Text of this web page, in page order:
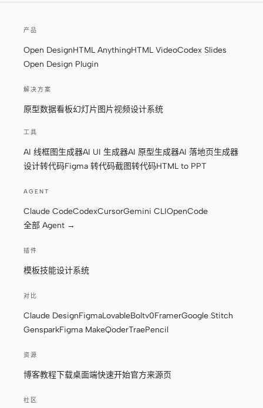
产品
Open DesignHTML AnythingHTML VideoCodex Slides
Open Design Plugin
解决方案
原型数据看板幻灯片图片视频设计系统
工具
AI 线框图生成器AI UI 生成器AI 原型生成器AI 落地页生成器
设计转代码Figma 转代码截图转代码HTML to PPT
AGENT
Claude CodeCodexCursorGemini CLIOpenCode
全部 Agent →
插件
模板技能设计系统
对比
Claude DesignFigmaLovableBoltv0FramerGoogle Stitch
GensparkFigma MakeQoderTraePencil
资源
博客教程下载桌面端快速开始官方来源页
社区